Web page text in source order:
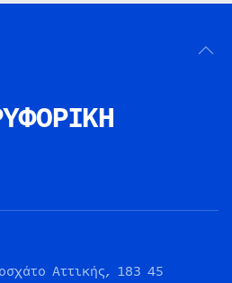
Αττικής, 183 45